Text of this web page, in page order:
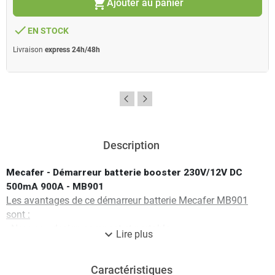
shopping_cartAjouter au panier
done EN STOCK
Livraison express 24h/48h
Description
Mecafer - Démarreur batterie booster 230V/12V DC
500mA 900A - MB901
Les avantages de ce démarreur batterie Mecafer MB901
sont :
- Nouveau design compact et portable
Caractéristiques techniques du démarreur batterie
expand_more Lire plus
Caractéristiques